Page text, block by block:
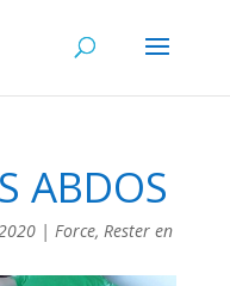
ABDOS
| Force, Rester en